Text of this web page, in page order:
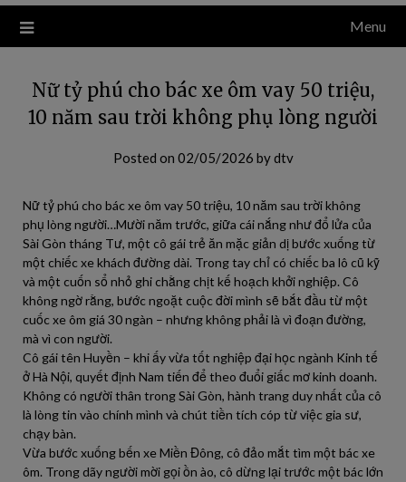
Menu
Nữ tỷ phú cho bác xe ôm vay 50 triệu,
10 năm sau trời không phụ lòng người
Posted on 02/05/2026 bydtv
Nữ tỷ phú cho bác xe ôm vay 50 triệu, 10 năm sau trời không
phụ lòng người…Mười năm trước, giữa cái nắng như đổ lửa của
Sài Gòn tháng Tư, một cô gái trẻ ăn mặc giản dị bước xuống từ
một chiếc xe khách đường dài. Trong tay chỉ có chiếc ba lô cũ kỹ
và một cuốn sổ nhỏ ghi chằng chịt kế hoạch khởi nghiệp. Cô
không ngờ rằng, bước ngoặt cuộc đời mình sẽ bắt đầu từ một
cuốc xe ôm giá 30 ngàn – nhưng không phải là vì đoạn đường,
mà vì con người.
Cô gái tên Huyền – khi ấy vừa tốt nghiệp đại học ngành Kinh tế
ở Hà Nội, quyết định Nam tiến để theo đuổi giấc mơ kinh doanh.
Không có người thân trong Sài Gòn, hành trang duy nhất của cô
là lòng tin vào chính mình và chút tiền tích cóp từ việc gia sư,
chạy bàn.
Vừa bước xuống bến xe Miền Đông, cô đảo mắt tìm một bác xe
ôm. Trong dãy người mời gọi ồn ào, cô dừng lại trước một bác lớn